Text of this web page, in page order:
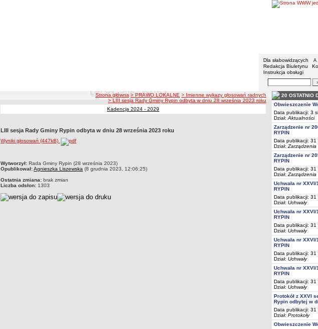
Gmina
Menu dodatkowe
Dla słabowidzących A
Redakcja Biuletynu
Instrukcja obsługi
Wyszukiwarka artykułów
ścieżka nawigacji
Strona główna > PRAWO LOKALNE > Imienne wykazy głosowań radnych
> LIII sesja Rady Gminy Rypin odbyta w dniu 28 września 2023 roku
Kadencja 2024 - 2029
LIII sesja Rady Gminy Rypin odbyta w dniu 28 września 2023 roku
Wyniki głosowań (447kB)
metryczka
Wytworzył: Rada Gminy Rypin (28 września 2023)
Opublikował:Agnieszka Liszewska (8 grudnia 2023, 12:06:25)
Ostatnia zmiana: brak zmian
Liczba odsłon: 1303
20 OSTATNIO
Obwieszczenie
Data publikacji: 3
Dział: Aktualności
Zarządzenie nr
RYPIN
Data publikacji: 31
Dział: Zarządzenia
Zarządzenie nr
RYPIN
Data publikacji: 31
Dział: Zarządzenia
Uchwała nr
RYPIN
Data publikacji: 31
Dział: Uchwały
Uchwała nr
RYPIN
Data publikacji: 31
Dział: Uchwały
Uchwała nr
RYPIN
Data publikacji: 31
Dział: Uchwały
Uchwała nr
RYPIN
Data publikacji: 31
Dział: Uchwały
Protokół z XXVI
Rypin odbytej w
Data publikacji: 31
Dział: Protokoły
Obwieszczenie